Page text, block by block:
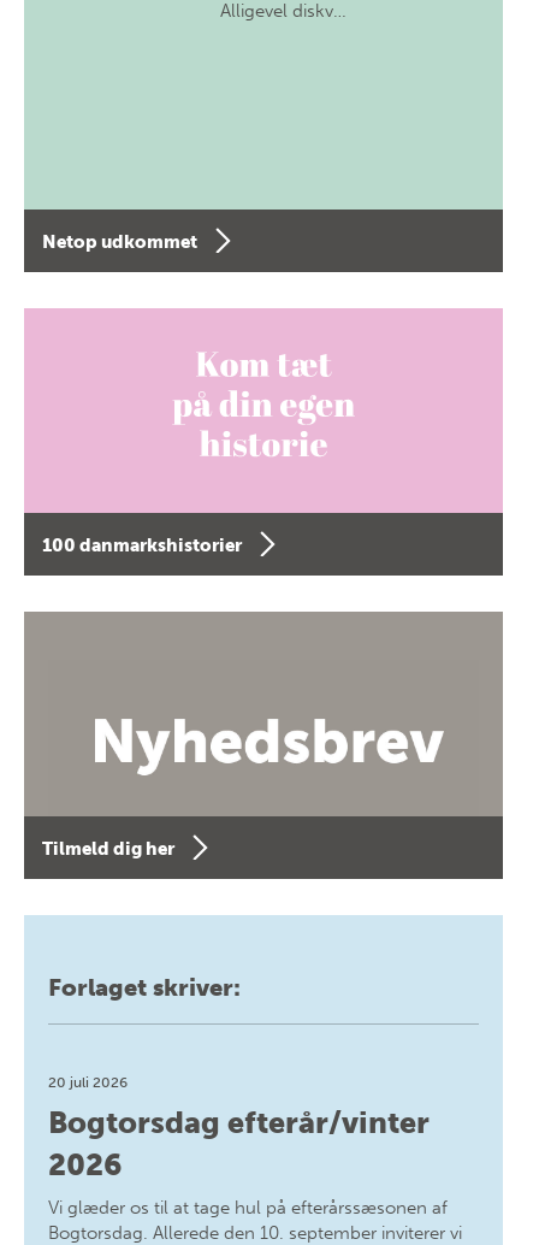
Alligevel diskv…
Netop udkommet
100 danmarkshistorier
Tilmeld dig her
Forlaget skriver:
20 juli 2026
Bogtorsdag efterår/vinter
2026
Vi glæder os til at tage hul på efterårssæsonen af
Bogtorsdag. Allerede den 10. september inviterer vi